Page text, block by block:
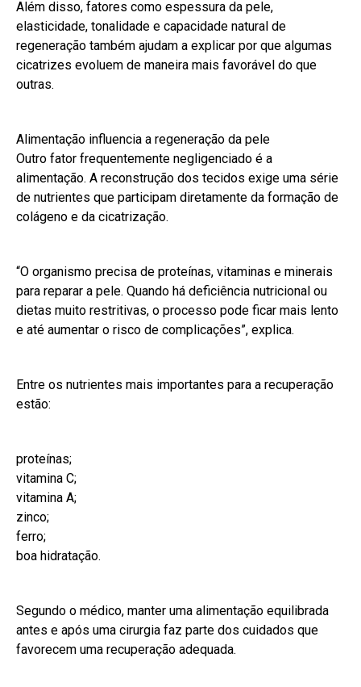
Além disso, fatores como espessura da pele,
elasticidade, tonalidade e capacidade natural de
regeneração também ajudam a explicar por que algumas
cicatrizes evoluem de maneira mais favorável do que
outras.
Alimentação influencia a regeneração da pele
Outro fator frequentemente negligenciado é a
alimentação. A reconstrução dos tecidos exige uma série
de nutrientes que participam diretamente da formação de
colágeno e da cicatrização.
“O organismo precisa de proteínas, vitaminas e minerais
para reparar a pele. Quando há deficiência nutricional ou
dietas muito restritivas, o processo pode ficar mais lento
e até aumentar o risco de complicações”, explica.
Entre os nutrientes mais importantes para a recuperação
estão:
proteínas;
vitamina C;
vitamina A;
zinco;
ferro;
boa hidratação.
Segundo o médico, manter uma alimentação equilibrada
antes e após uma cirurgia faz parte dos cuidados que
favorecem uma recuperação adequada.